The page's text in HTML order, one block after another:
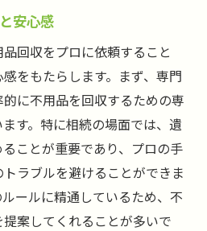
安心感
回収をプロに依頼すること
をもたらします。まず、専門
に不用品を回収するための専
す。特に相続の場面では、遺
ことが重要であり、プロの手
ラブルを避けることができま
ールに精通しているため、不
案してくれることが多いで